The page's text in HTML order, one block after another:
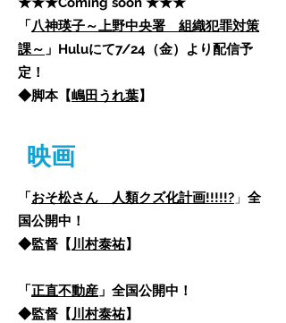
「八神瑛子～上野中央署 組織犯罪対策
課～ 」Huluにて7/24（金）より配信予
定！
◆脚本【嶋田うれ葉】
映画
「​おそ松さん 人類クズ化計画!!!!!? 」 全
国公開中！
​◆監督【川村泰祐】
「正直不動産 」全国公開中！
​◆監督【川村泰祐】